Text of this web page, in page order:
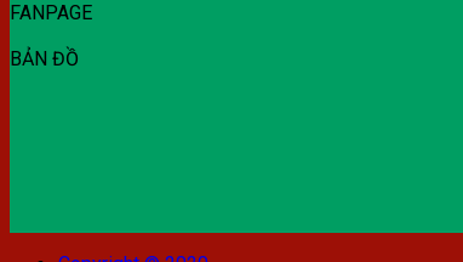
FANPAGE
BẢN ĐỒ